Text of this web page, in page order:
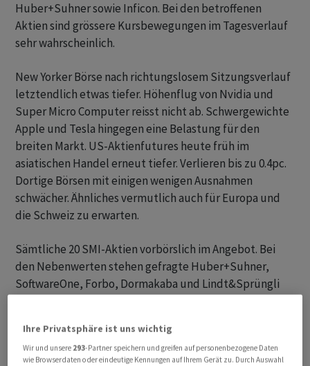
Huber+Suhner sowie Inficon. Bei den betroffenen
Aktien sind grössere Kursbewegungen im Tagesverlauf
sehr wahrscheinlich.
New Yorker Börse nach richtungslosem Sitzungsverlauf
letztendlich etwas tiefer. Höhenflug von Nvidia und
Super Micro Computer reisst nicht ab. Schwergewichte
Apple und Tesla hingegen eine Belastung für den
breiten Markt. US-Aktienfutures heute früh im
asiatischen Handel erneut tiefer. Verlieren bis zu 0.4pc.
Dortige Börsen mit einigen wenigen Ausnahmen
schwächer. Ähnliches vermutlich auch für Europa und
die Schweiz zu erwarten.
Sämtliche 20 SMI-Aktien vorbörslich im Angebot. Bei
den Nebenwerten stehen gefragte Huber+Suhner,
SoftwareOne, Forbo, Dormakaba und Lindt&Sprüngli
Ihre Privatsphäre ist uns wichtig
Wir und unsere 293-Partner speichern und greifen auf personenbezogene Daten
wie Browserdaten oder eindeutige Kennungen auf Ihrem Gerät zu. Durch Auswahl